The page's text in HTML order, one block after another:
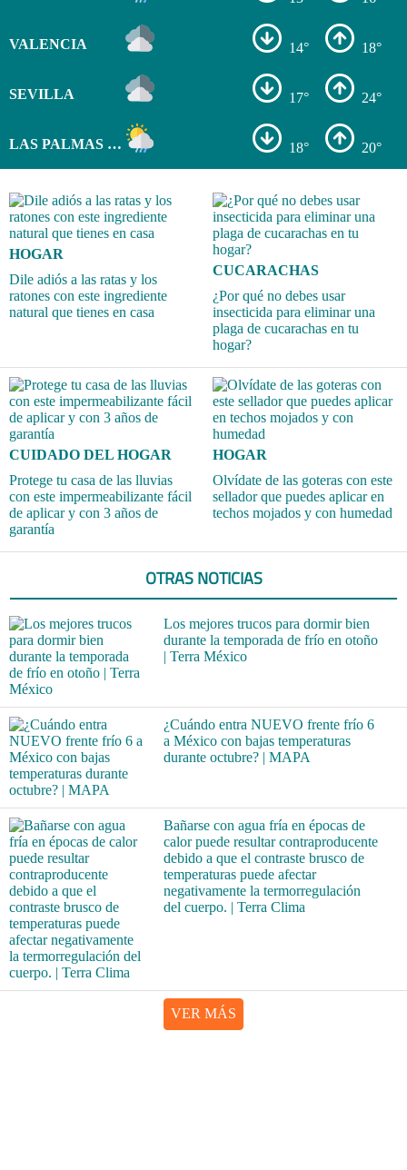
VALENCIA 14° 18°
SEVILLA 17° 24°
LAS PALMAS DE GRAN CANARIA 18° 20°
HOGAR
Dile adiós a las ratas y los
ratones con este ingrediente
natural que tienes en casa
CUCARACHAS
¿Por qué no debes usar
insecticida para eliminar una
plaga de cucarachas en tu
hogar?
CUIDADO DEL HOGAR
Protege tu casa de las lluvias
con este impermeabilizante fácil
de aplicar y con 3 años de
garantía
HOGAR
Olvídate de las goteras con este
sellador que puedes aplicar en
techos mojados y con humedad
OTRAS NOTICIAS
Los mejores trucos para dormir bien
durante la temporada de frío en otoño
| Terra México
¿Cuándo entra NUEVO frente frío 6
a México con bajas temperaturas
durante octubre? | MAPA
Bañarse con agua fría en épocas de
calor puede resultar contraproducente
debido a que el contraste brusco de
temperaturas puede afectar
negativamente la termorregulación
del cuerpo. | Terra Clima
VER MÁS